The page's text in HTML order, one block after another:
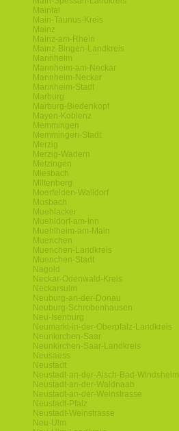
Maintal
Main-Taunus-Kreis
Mainz
Mainz-am-Rhein
Mainz-Bingen-Landkreis
Mannheim
Mannheim-am-Neckar
Mannheim-Neckar
Mannheim-Stadt
Marburg
Marburg-Biedenkopf
Mayen-Koblenz
Memmingen
Memmingen-Stadt
Merzig
Merzig-Wadern
Metzingen
Miesbach
Miltenberg
Moerfelden-Walldorf
Mosbach
Muehlacker
Muehldorf-am-Inn
Muehlheim-am-Main
Muenchen
Muenchen-Landkreis
Muenchen-Stadt
Nagold
Neckar-Odenwald-Kreis
Neckarsulm
Neuburg-an-der-Donau
Neuburg-Schrobenhausen
Neu-Isenburg
Neumarkt-in-der-Oberpfalz-Landkreis
Neunkirchen-Saar
Neunkirchen-Saar-Landkreis
Neusaess
Neustadt
Neustadt-an-der-Aisch-Bad-Windsheim
Neustadt-an-der-Waldnaab
Neustadt-an-der-Weinstrasse
Neustadt-Pfalz
Neustadt-Weinstrasse
Neu-Ulm